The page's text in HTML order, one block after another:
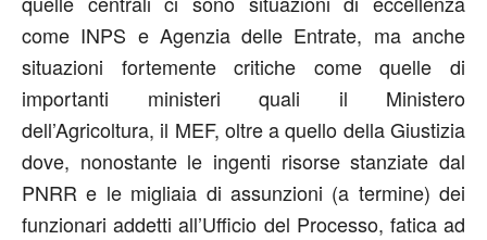
come INPS e Agenzia delle Entrate, ma anche
situazioni fortemente critiche come quelle di
importanti ministeri quali il Ministero
dell’Agricoltura, il MEF, oltre a quello della Giustizia
dove, nonostante le ingenti risorse stanziate dal
PNRR e le migliaia di assunzioni (a termine) dei
funzionari addetti all’Ufficio del Processo, fatica ad